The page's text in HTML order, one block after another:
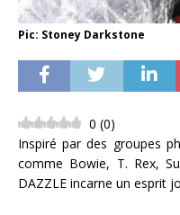
Pic: Stoney Darkstone
0 (0)
Inspiré par des groupes
comme Bowie, T. Rex,
DAZZLE incarne un esprit